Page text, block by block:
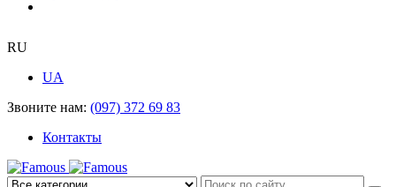
RU
UA
Звоните нам: (097) 372 69 83
Контакты